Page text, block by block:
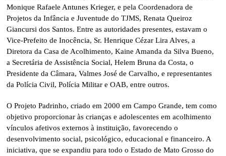
Monique Rafaele Antunes Krieger, e pela Coordenadora de
Projetos da Infância e Juventude do TJMS, Renata Queiroz
Giancursi dos Santos. Entre as autoridades presentes, estavam o
Vice-Prefeito de Inocência, Sr. Henrique Cézar Lira Alves, a
Diretora da Casa de Acolhimento, Kaine Amanda da Silva Bueno,
a Secretária de Assistência Social, Helem Bruna da Costa, o
Presidente da Câmara, Valmes José de Carvalho, e representantes
da Polícia Civil, Polícia Militar e OAB, entre outros.
O Projeto Padrinho, criado em 2000 em Campo Grande, tem como
objetivo proporcionar às crianças e adolescentes em acolhimento
vínculos afetivos externos à instituição, favorecendo o
desenvolvimento social, psicológico, educacional e financeiro. A
iniciativa, que se expandiu para todo o Estado de Mato Grosso do